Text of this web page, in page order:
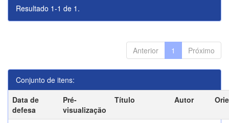
Resultado 1-1 de 1.
Anterior 1 Próximo
Conjunto de itens:
Data de
defesa
Pré-
visualização
Título Autor